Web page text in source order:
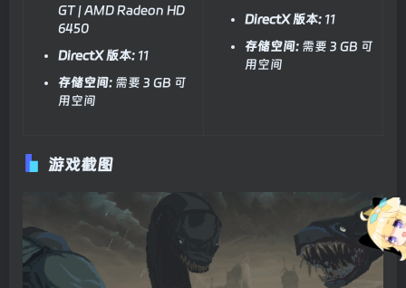
GT | AMD Radeon HD
6450
DirectX 版本: 11
存储空间: 需要 3 GB 可
用空间
DirectX 版本: 11
存储空间: 需要 3 GB 可
用空间
游戏截图